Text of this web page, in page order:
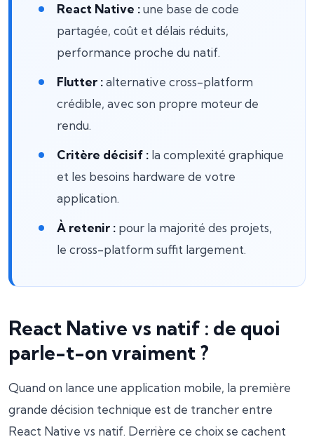
React Native :une base de code
partagée, coût et délais réduits,
performance proche du natif.
Flutter :alternative cross-platform
crédible, avec son propre moteur de
rendu.
Critère décisif : la complexité graphique
et les besoins hardware de votre
application.
À retenir : pour la majorité des projets,
le cross-platform suffit largement.
React Native vs natif : de quoi
parle-t-on vraiment ?
Quand on lance une application mobile, la première
grande décision technique est de trancher entre
React Native vs natif. Derrière ce choix se cachent